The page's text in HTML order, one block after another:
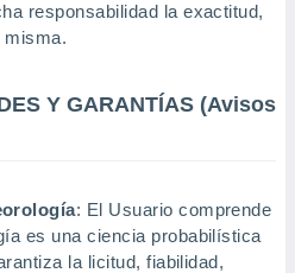
responsabilidad la exactitud,
misma.
Y GARANTÍAS (Avisos
: El Usuario comprende
es una ciencia probabilística
la licitud, fiabilidad,